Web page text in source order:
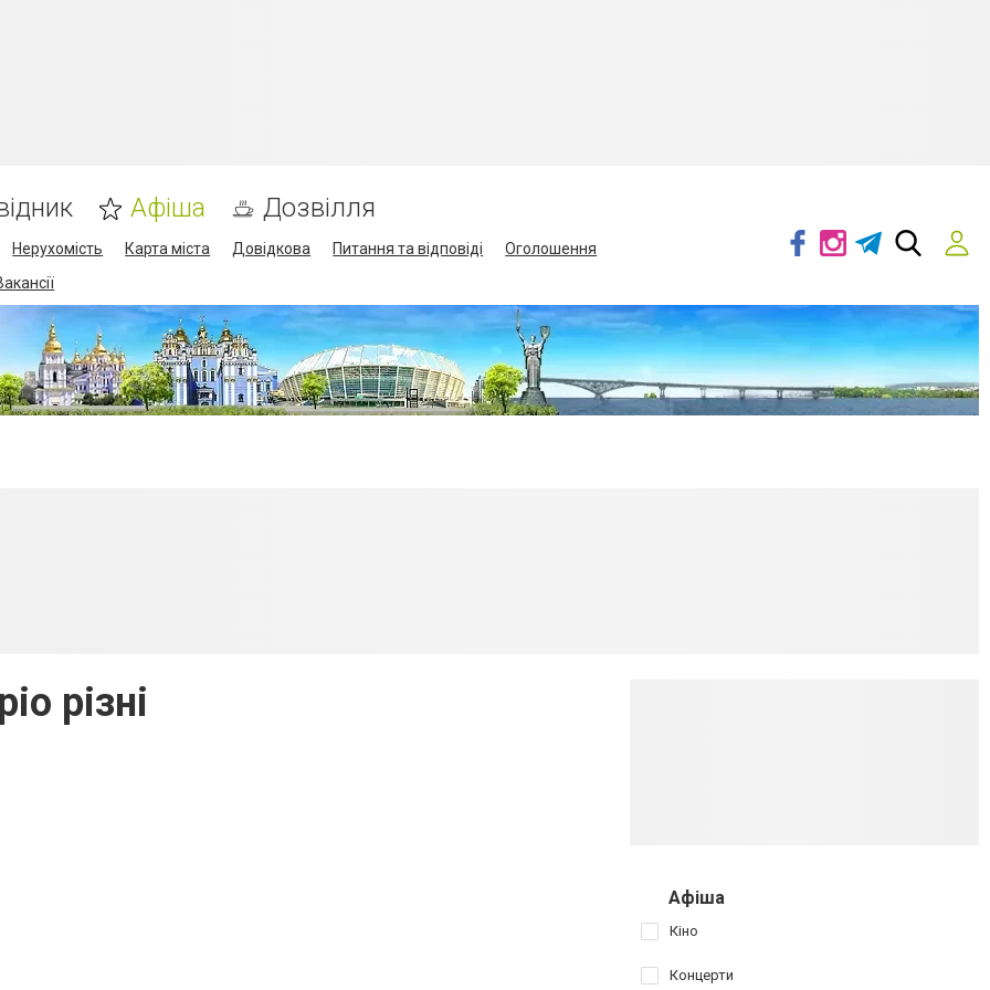
Афіша Дозвілля
Нерухомість Карта міста Довідкова Питання та відповіді
Оголошення
різні
Афіша
Кіно
Концерти